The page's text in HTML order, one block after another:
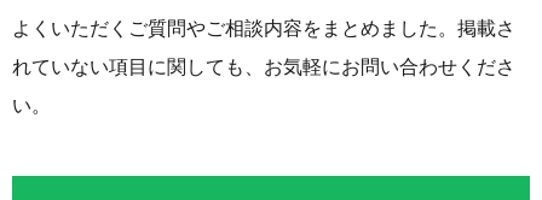
よくいただくご質問やご相談内容をまとめました。 掲載さ
れていない項目に関しても、お気軽にお問い合わせくださ
い。